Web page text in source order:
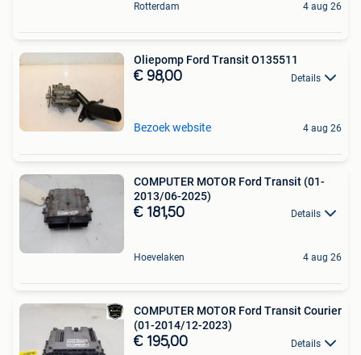
Rotterdam 4 aug 26
Oliepomp Ford Transit O135511
€ 98,00 Details
Bezoek website 4 aug 26
COMPUTER MOTOR Ford Transit (01-
2013/06-2025)
€ 181,50 Details
Hoevelaken 4 aug 26
COMPUTER MOTOR Ford Transit Courier
(01-2014/12-2023)
€ 195,00 Details